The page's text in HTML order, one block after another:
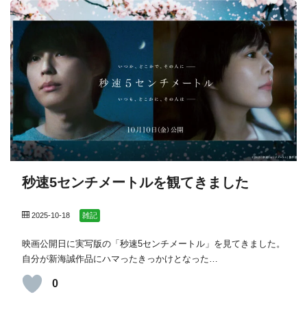
秒速5センチメートルを観てきました
2025-10-18 雑記
映画公開日に実写版の「秒速5センチメートル」を見てきました。
自分が新海誠作品にハマったきっかけとなった…
0